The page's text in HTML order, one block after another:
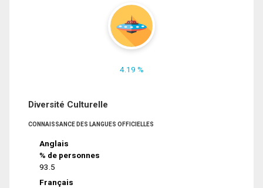
4.19 %
Diversité Culturelle
CONNAISSANCE DES LANGUES OFFICIELLES
Anglais
% de personnes
93.5
Français